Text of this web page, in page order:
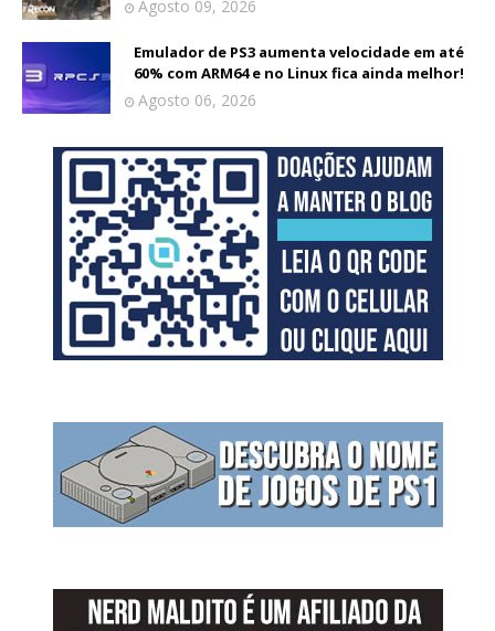
Agosto 09, 2026
Emulador de PS3 aumenta velocidade em até
60% com ARM64 e no Linux fica ainda melhor!
Agosto 06, 2026